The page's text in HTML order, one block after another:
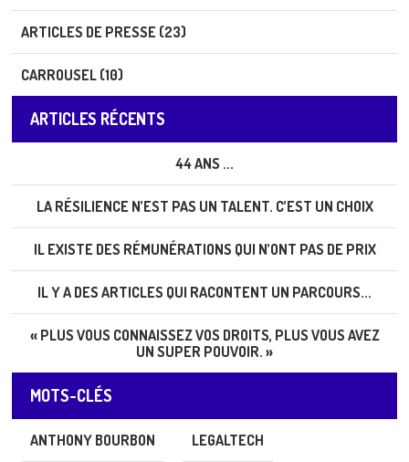
ARTICLES DE PRESSE (23)
CARROUSEL (10)
ARTICLES RÉCENTS
44 ANS ...
LA RÉSILIENCE N’EST PAS UN TALENT. C’EST UN CHOIX
IL EXISTE DES RÉMUNÉRATIONS QUI N’ONT PAS DE PRIX
IL Y A DES ARTICLES QUI RACONTENT UN PARCOURS...
« PLUS VOUS CONNAISSEZ VOS DROITS, PLUS VOUS AVEZ
UN SUPER POUVOIR. »
MOTS-CLÉS
ANTHONY BOURBON LEGALTECH